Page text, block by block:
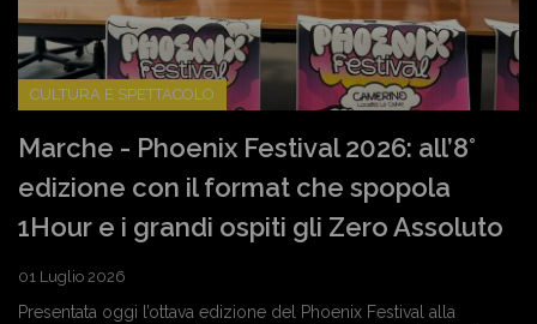
CULTURA E SPETTACOLO
Marche - Phoenix Festival 2026: all’8°
edizione con il format che spopola
1Hour e i grandi ospiti gli Zero Assoluto
01 Luglio 2026
Presentata oggi l’ottava edizione del Phoenix Festival alla